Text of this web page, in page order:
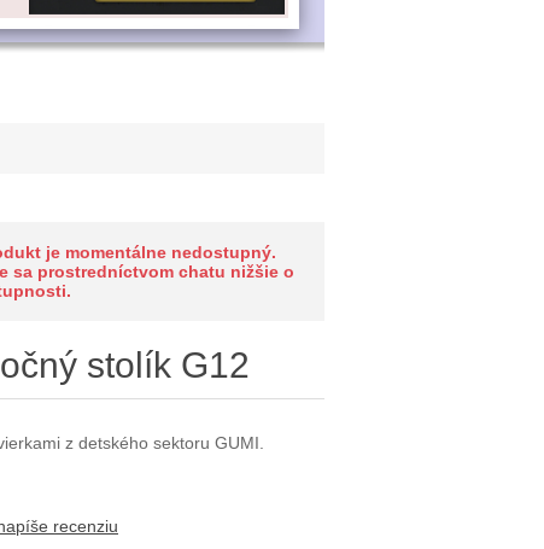
je momentálne nedostupný.
sa prostredníctvom chatu nižšie o
stolík G12
z detského sektoru GUMI.
recenziu